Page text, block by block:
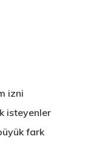
izni
isteyenler
fark
Up
Programı